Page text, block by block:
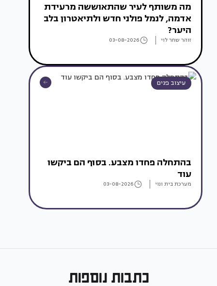
מה משותף לעיר שהתאוששה מרעידת
אדמה, לנמל פולני חדש ולתיאטרון בלב
היער?
זוהר שחר לוי 03-08-2026
עיצוב פנים
בהתחלה פחדו מצבע. בסוף הם ביקשו
עוד
מערכת בית ונוי 03-08-2026
כתבות נוספות